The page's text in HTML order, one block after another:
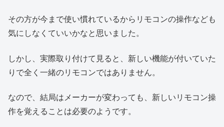
その方が今まで使い慣れているからリモコンの操作なども
気にしなくていいかなと思いました。
しかし、実際取り付けて見ると、新しい機能が付いていた
りで全く一緒のリモコンではありません。
なので、結局はメーカーが変わっても、新しいリモコン操
作を覚えることは必要のようです。